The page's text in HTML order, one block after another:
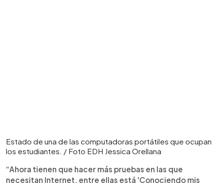
Estado de una de las computadoras portátiles que ocupan
los estudiantes. / Foto EDH Jessica Orellana
“Ahora tienen que hacer más pruebas en las que
necesitan Internet, entre ellas está 'Conociendo mis